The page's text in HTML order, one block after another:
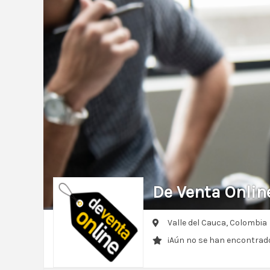
De Venta
Valle del Cauca, Colombia
¡Aún no se han